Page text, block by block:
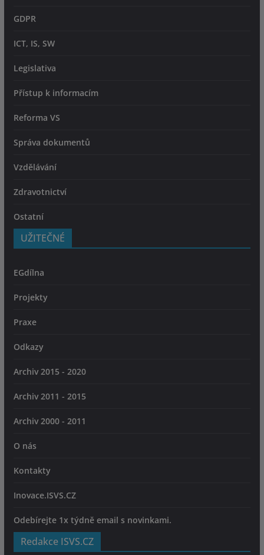
GDPR
ICT, IS, SW
Legislativa
Přístup k informacím
Reforma VS
Správa dokumentů
Vzdělávání
Zdravotnictví
Ostatní
UŽITEČNÉ
EGdílna
Projekty
Praxe
Odkazy
Archiv 2015 - 2020
Archiv 2011 - 2015
Archiv 2000 - 2011
O nás
Kontakty
Inovace.ISVS.CZ
Odebírejte 1x týdně email s novinkami.
Redakce ISVS.CZ